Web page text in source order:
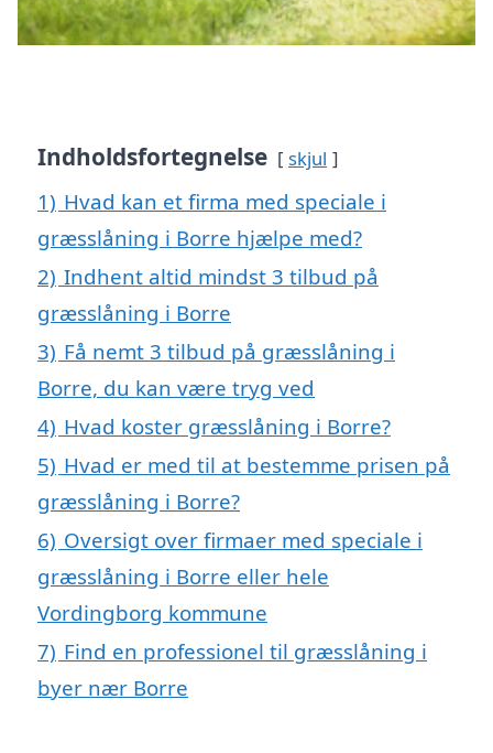
Indholdsfortegnelse skjul
1) Hvad kan et firma med speciale i
græsslåning i Borre hjælpe med?
2) Indhent altid mindst 3 tilbud på
græsslåning i Borre
3) Få nemt 3 tilbud på græsslåning i
Borre, du kan være tryg ved
4) Hvad koster græsslåning i Borre?
5) Hvad er med til at bestemme prisen på
græsslåning i Borre?
6) Oversigt over firmaer med speciale i
græsslåning i Borre eller hele
Vordingborg kommune
7) Find en professionel til græsslåning i
byer nær Borre